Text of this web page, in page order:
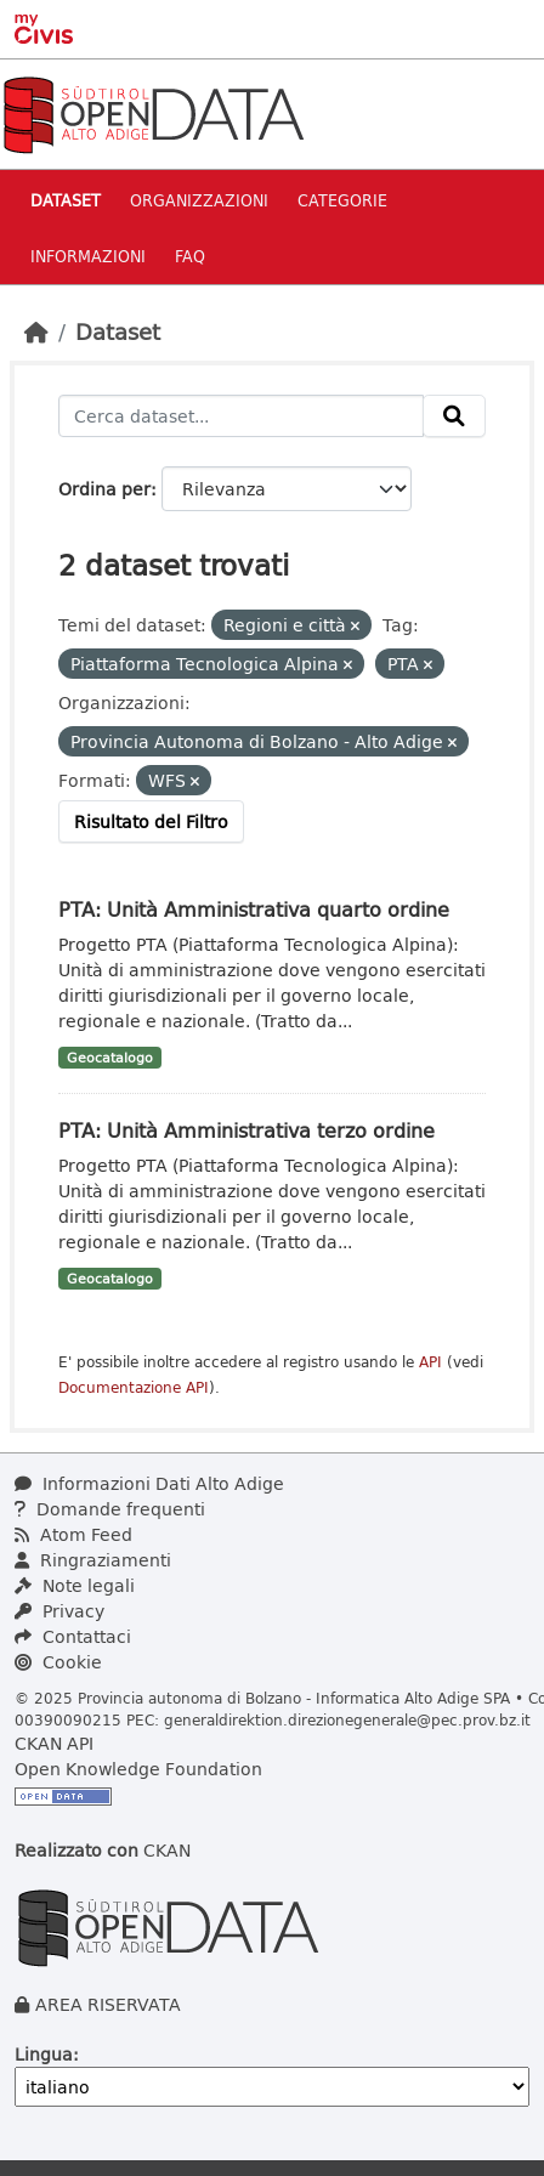
Skip to main content
DATASET ORGANIZZAZIONI CATEGORIE
INFORMAZIONI FAQ
Dataset
Ordina per
2 dataset trovati
Temi del dataset: Regioni e città
Tag:
Piattaforma Tecnologica Alpina
PTA
Organizzazioni:
Provincia Autonoma di Bolzano - Alto Adige
Formati:
WFS
Risultato del Filtro
PTA: Unità Amministrativa quarto ordine
Progetto PTA (Piattaforma Tecnologica Alpina):
Unità di amministrazione dove vengono esercitati
diritti giurisdizionali per il governo locale,
regionale e nazionale. (Tratto da...
Geocatalogo
PTA: Unità Amministrativa terzo ordine
Progetto PTA (Piattaforma Tecnologica Alpina):
Unità di amministrazione dove vengono esercitati
diritti giurisdizionali per il governo locale,
regionale e nazionale. (Tratto da...
Geocatalogo
E' possibile inoltre accedere al registro usando le API (vedi
Documentazione API).
Informazioni Dati Alto Adige
Domande frequenti
Atom Feed
Ringraziamenti
Note legali
Privacy
Contattaci
Cookie
© 2025 Provincia autonoma di Bolzano - Informatica Alto Adige SPA •
00390090215 PEC: generaldirektion.direzionegenerale@pec.prov.bz.it
CKAN API
Open Knowledge Foundation
Realizzato conCKAN
AREA RISERVATA
Lingua